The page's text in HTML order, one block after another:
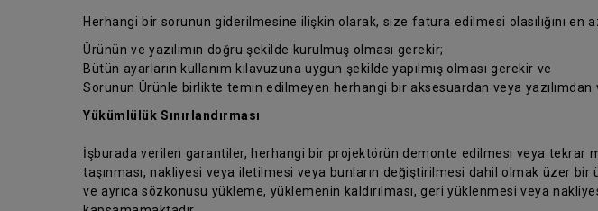
Herhangi bir sorunun giderilmesine ilişkin olarak, size fatura edilmesi olasılığını
Ürünün ve yazılımın doğru şekilde kurulmuş olması gerekir;
Bütün ayarların kullanım kılavuzuna uygun şekilde yapılmış olması gerekir ve
Sorunun Ürünle birlikte temin edilmeyen herhangi bir aksesuardan veya
Yükümlülük Sınırlandırması
İşburada verilen garantiler, herhangi bir projektörün demonte edilmesi veya tekrar
taşınması, nakliyesi veya iletilmesi veya bunların değiştirilmesi dahil olmak üzer
ve ayrıca sözkonusu yükleme, yüklemenin kaldırılması, geri yüklenmesi veya